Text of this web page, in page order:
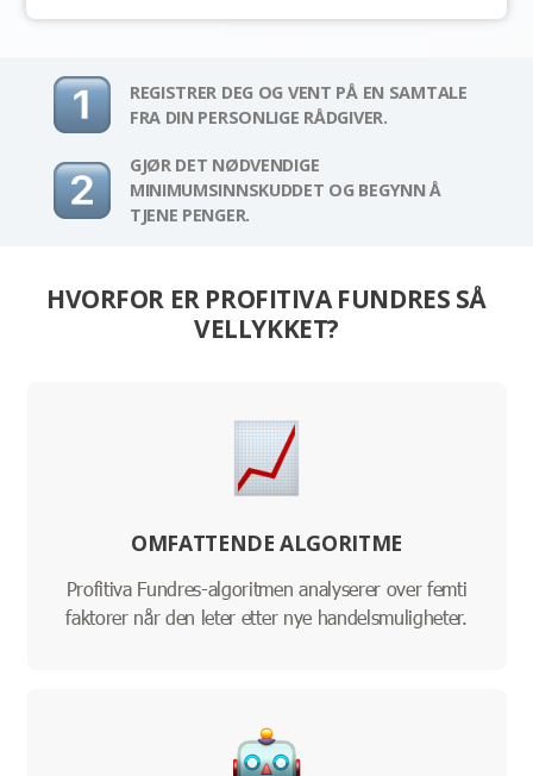
REGISTRER DEG OG VENT PÅ EN SAMTALE
FRA DIN PERSONLIGE RÅDGIVER.
GJØR DET NØDVENDIGE
MINIMUMSINNSKUDDET OG BEGYNN Å
TJENE PENGER.
HVORFOR ER PROFITIVA FUNDRES SÅ
VELLYKKET?
OMFATTENDE ALGORITME
Profitiva Fundres-algoritmen analyserer over femti
faktorer når den leter etter nye handelsmuligheter.